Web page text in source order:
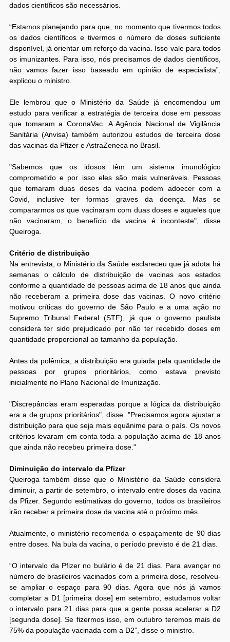
dados científicos são necessários.
“Estamos planejando para que, no momento que tivermos todos
os dados científicos e tivermos o número de doses suficiente
disponível, já orientar um reforço da vacina. Isso vale para todos
os imunizantes. Para isso, nós precisamos de dados científicos,
não vamos fazer isso baseado em opinião de especialista”,
explicou o ministro.
Ele lembrou que o Ministério da Saúde já encomendou um
estudo para verificar a estratégia de terceira dose em pessoas
que tomaram a CoronaVac. A Agência Nacional de Vigilância
Sanitária (Anvisa) também autorizou estudos de terceira dose
das vacinas da Pfizer e AstraZeneca no Brasil.
"Sabemos que os idosos têm um sistema imunológico
comprometido e por isso eles são mais vulneráveis. Pessoas
que tomaram duas doses da vacina podem adoecer com a
Covid, inclusive ter formas graves da doença. Mas se
compararmos os que vacinaram com duas doses e aqueles que
não vacinaram, o benefício da vacina é inconteste", disse
Queiroga.
Critério de distribuição
Na entrevista, o Ministério da Saúde esclareceu que já adota há
semanas o cálculo de distribuição de vacinas aos estados
conforme a quantidade de pessoas acima de 18 anos que ainda
não receberam a primeira dose das vacinas. O novo critério
motivou críticas do governo de São Paulo e a uma ação no
Supremo Tribunal Federal (STF), já que o governo paulista
considera ter sido prejudicado por não ter recebido doses em
quantidade proporcional ao tamanho da população.
Antes da polêmica, a distribuição era guiada pela quantidade de
pessoas por grupos prioritários, como estava previsto
inicialmente no Plano Nacional de Imunização.
"Discrepâncias eram esperadas porque a lógica da distribuição
era a de grupos prioritários", disse. "Precisamos agora ajustar a
distribuição para que seja mais equânime para o país. Os novos
critérios levaram em conta toda a população acima de 18 anos
que ainda não recebeu primeira dose."
Diminuição do intervalo da Pfizer
Queiroga também disse que o Ministério da Saúde considera
diminuir, a partir de setembro, o intervalo entre doses da vacina
da Pfizer. Segundo estimativas do governo, todos os brasileiros
irão receber a primeira dose da vacina até o próximo mês.
Atualmente, o ministério recomenda o espaçamento de 90 dias
entre doses. Na bula da vacina, o período previsto é de 21 dias.
“O intervalo da Pfizer no bulário é de 21 dias. Para avançar no
número de brasileiros vacinados com a primeira dose, resolveu-
se ampliar o espaço para 90 dias. Agora que nós já vamos
completar a D1 [primeira dose] em setembro, estudamos voltar
o intervalo para 21 dias para que a gente possa acelerar a D2
[segunda dose]. Se fizermos isso, em outubro teremos mais de
75% da população vacinada com a D2”, disse o ministro.